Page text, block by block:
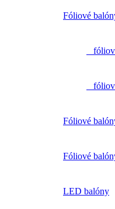
Fóliové
Fóliové
Fóliové
LED balóny